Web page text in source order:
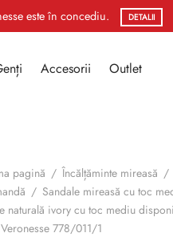
este în concediu. DETALII
Accesorii Outlet
pagină / Încălțăminte mireasă /
/ Sandale mireasă cu toc
naturală ivory cu toc mediu
778/011/1